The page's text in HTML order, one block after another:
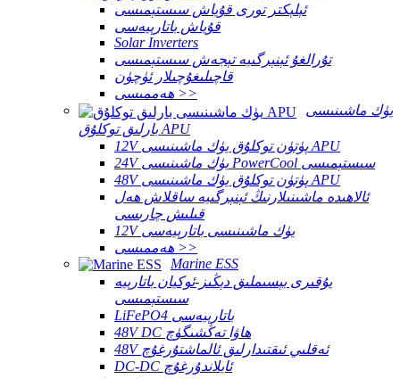
ئېلېكتر تورى قۇياش سىستېمىسى
قۇياش باتارېيەسى
Solar Inverters
تۇرالغۇ ئېنېرگىيە تېجەش سىستېمىسى
قاچىلىغۇچىلار ئۈچۈن
ھەممىسى >>
يۈك ماشىنىسى
بارلىق توكلۇق APU
12V پۈتۈن توكلۇق يۈك ماشىنىسى APU
24V يۈك ماشىنىسى PowerCool سىستېمىسى
48V پۈتۈن توكلۇق يۈك ماشىنىسى APU
ئالاھىدە ماشىنىلارنىڭ ئېنېرگىيە ساقلاش ھەل
قىلىش چارىسى
12V يۈك ماشىنىسى باتارېيەسى
ھەممىسى >>
Marine ESS
يۇقىرى بېسىملىق دېڭىز-ئوكيان باتارېيە
سىستېمىسى
LiFePO4 باتارېيەسى
48V DC ھاۋا تەڭشىگۈچ
48V ئەقلىي ئىقتىدارلىق ئالماشتۇرغۇچ
DC-DC ئايلاندۇرغۇچ